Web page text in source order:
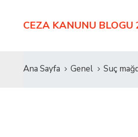
CEZA KANUNU BLOGU
Ana Sayfa Genel Suç